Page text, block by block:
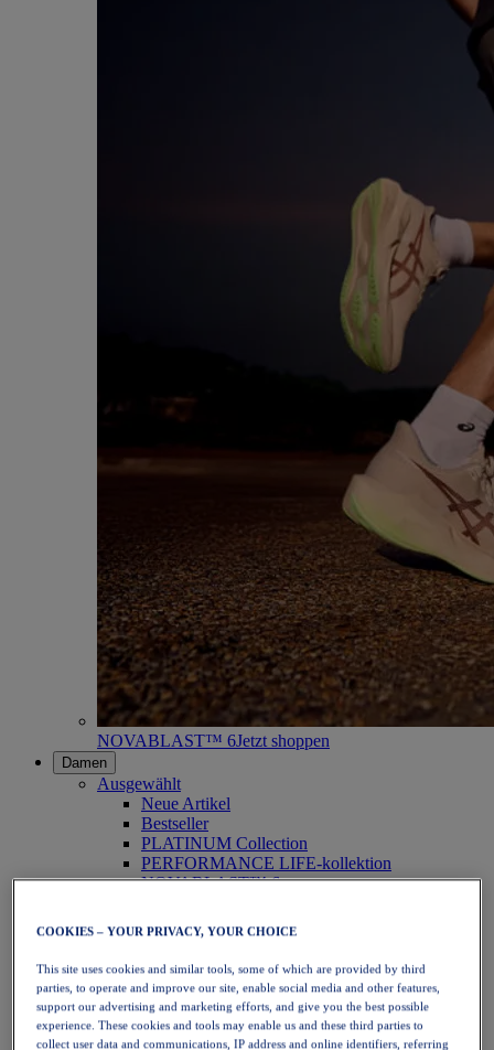
NOVABLAST™ 6Jetzt shoppen
Damen
Ausgewählt
Neue Artikel
Bestseller
PLATINUM Collection
PERFORMANCE LIFE-kollektion
NOVABLAST™ 6
Laufen
Trailrunning
Tennis
Volleyball
Handball
Padel
Korbball
COOKIES – YOUR PRIVACY, YOUR CHOICE
This site uses cookies and similar tools, some of which are provided by third
parties, to operate and improve our site, enable social media and other features,
support our advertising and marketing efforts, and give you the best possible
experience. These cookies and tools may enable us and these third parties to
collect user data and communications, IP address and online identifiers, referring